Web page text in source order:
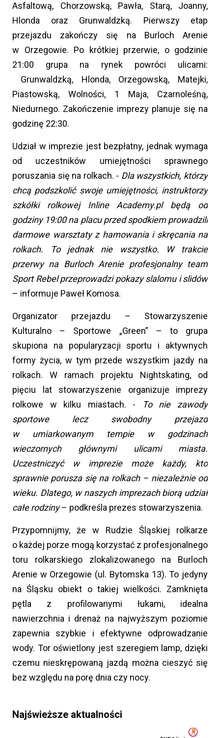
Asfaltową, Chorzowską, Pawła, Starą, Joanny,
Hlonda oraz Grunwaldzką. Pierwszy etap
przejazdu zakończy się na Burloch Arenie
w Orzegowie. Po krótkiej przerwie, o godzinie
21:00 grupa na rynek powróci ulicami:
Grunwaldzką, Hlonda, Orzegowską, Matejki,
Piastowską, Wolności, 1 Maja, Czarnoleśną,
Niedurnego. Zakończenie imprezy planuje się na
godzinę 22:30.
Udział w imprezie jest bezpłatny, jednak wymaga
od uczestników umiejętności sprawnego
poruszania się na rolkach. - Dla wszystkich, którzy
chcą podszkolić swoje umiejętności, instruktorzy
szkółki rolkowej Inline Academy.pl będą od
godziny 19:00 na placu przed spodkiem prowadzili
darmowe warsztaty z hamowania i skręcania na
rolkach. To jednak nie wszystko. W trakcie
przerwy na Burloch Arenie profesjonalny team
Sport Rebel przeprowadzi pokazy slalomu i slidów
– informuje Paweł Komosa.
Organizator przejazdu – Stowarzyszenie
Kulturalno – Sportowe „Green” – to grupa
skupiona na popularyzacji sportu i aktywnych
formy życia, w tym przede wszystkim jazdy na
rolkach. W ramach projektu Nightskating, od
pięciu lat stowarzyszenie organizuje imprezy
rolkowe w kilku miastach. -
To nie zawody
sportowe lecz swobodny przejazd
w umiarkowanym tempie w godzinach
wieczornych głównymi ulicami miasta.
Uczestniczyć w imprezie może każdy, kto
sprawnie porusza się na rolkach – niezależnie od
wieku. Dlatego, w naszych imprezach biorą udział
całe rodziny– podkreśla prezes stowarzyszenia.
Przypomnijmy, że w Rudzie Śląskiej rolkarze
o każdej porze mogą korzystać z profesjonalnego
toru rolkarskiego zlokalizowanego na Burloch
Arenie w Orzegowie (ul. Bytomska 13). To jedyny
na Śląsku obiekt o takiej wielkości. Zamknięta
pętla z profilowanymi łukami, idealna
nawierzchnia i drenaż na najwyższym poziomie
zapewnia szybkie i efektywne odprowadzanie
wody. Tor oświetlony jest szeregiem lamp, dzięki
czemu nieskrępowaną jazdą można cieszyć się
bez względu na porę dnia czy nocy.
Najświeższe aktualności